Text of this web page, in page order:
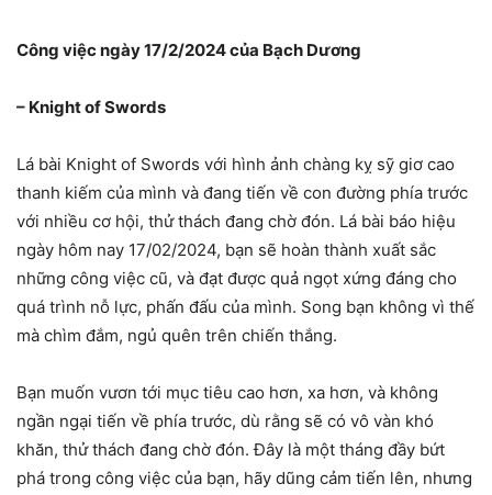
Công việc ngày 17/2/2024 của Bạch Dương
– Knight of Swords
Lá bài Knight of Swords với hình ảnh chàng kỵ sỹ giơ cao
thanh kiếm của mình và đang tiến về con đường phía trước
với nhiều cơ hội, thử thách đang chờ đón. Lá bài báo hiệu
ngày hôm nay 17/02/2024, bạn sẽ hoàn thành xuất sắc
những công việc cũ, và đạt được quả ngọt xứng đáng cho
quá trình nỗ lực, phấn đấu của mình. Song bạn không vì thế
mà chìm đắm, ngủ quên trên chiến thắng.
Bạn muốn vươn tới mục tiêu cao hơn, xa hơn, và không
ngần ngại tiến về phía trước, dù rằng sẽ có vô vàn khó
khăn, thử thách đang chờ đón. Đây là một tháng đầy bứt
phá trong công việc của bạn, hãy dũng cảm tiến lên, nhưng